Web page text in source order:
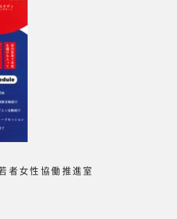
者女性協働推進室